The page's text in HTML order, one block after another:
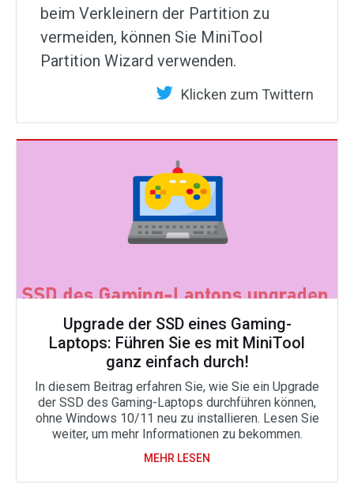
beim Verkleinern der Partition zu
vermeiden, können Sie MiniTool
Partition Wizard verwenden.
Klicken zum Twittern
Upgrade der SSD eines Gaming-
Laptops: Führen Sie es mit MiniTool
ganz einfach durch!
In diesem Beitrag erfahren Sie, wie Sie ein Upgrade
der SSD des Gaming-Laptops durchführen können,
ohne Windows 10/11 neu zu installieren. Lesen Sie
weiter, um mehr Informationen zu bekommen.
MEHR LESEN